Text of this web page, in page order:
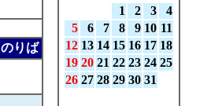
のりば
1
2 3
4
5
6 7 8 9 10 11
12 13 14 15 16 17 18
19 20 21 22 23 24 25
26 27 28 29 30 31